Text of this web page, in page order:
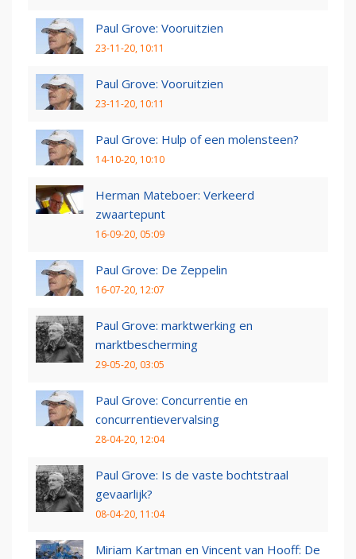
Paul Grove: Vooruitzien
23-11-20, 10:11
Paul Grove: Vooruitzien
23-11-20, 10:11
Paul Grove: Hulp of een molensteen?
14-10-20, 10:10
Herman Mateboer: Verkeerd
zwaartepunt
16-09-20, 05:09
Paul Grove: De Zeppelin
16-07-20, 12:07
Paul Grove: marktwerking en
marktbescherming
29-05-20, 03:05
Paul Grove: Concurrentie en
concurrentievervalsing
28-04-20, 12:04
Paul Grove: Is de vaste bochtstraal
gevaarlijk?
08-04-20, 11:04
Miriam Kartman en Vincent van Hooff: De